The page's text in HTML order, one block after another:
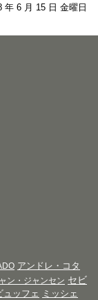
年 6 月 15 日 金曜日
アンドレ・コタ
ン・ジャンセン セビ
ュッフェ ミッシェ